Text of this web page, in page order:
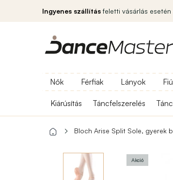
Ingyenes szállítás feletti vásárlás
Nők Férfiak Lányok
Kiárúsítás Táncfelszerelés
Bloch Arise Split Sole, gyerek
Akció